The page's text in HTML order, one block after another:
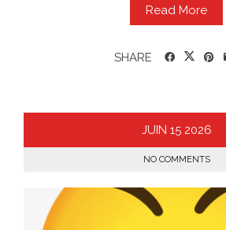
Read More
SHARE
JUIN 15 2026
NO COMMENTS